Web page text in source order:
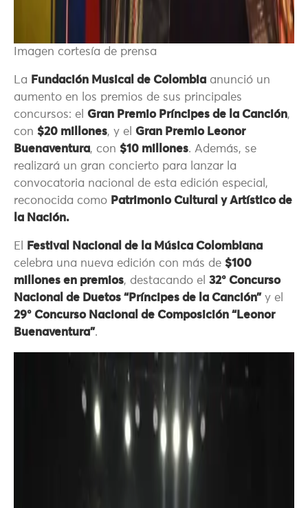
Imagen cortesía de prensa
La Fundación Musical de Colombia anunció un
aumento en los premios de sus principales
concursos: el Gran Premio Príncipes de la Canción,
con $20 millones, y el Gran Premio Leonor
Buenaventura, con $10 millones. Además, se
realizará un gran concierto para lanzar la
convocatoria nacional de esta edición especial,
reconocida como Patrimonio Cultural y Artístico de
la Nación.
El
Festival Nacional de la Música Colombiana
celebra una nueva edición con más de $100
millones en premios, destacando el 32° Concurso
Nacional de Duetos “Príncipes de la Canción” y el
29° Concurso Nacional de Composición “Leonor
Buenaventura”.